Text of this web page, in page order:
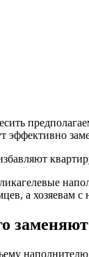
а хозяевам с